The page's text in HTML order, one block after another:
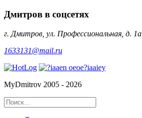
Дмитров в соцсетях
г. Дмитров, ул. Профессиональная, д. 1а
1633131@mail.ru
MyDmitrov 2005 - 2026